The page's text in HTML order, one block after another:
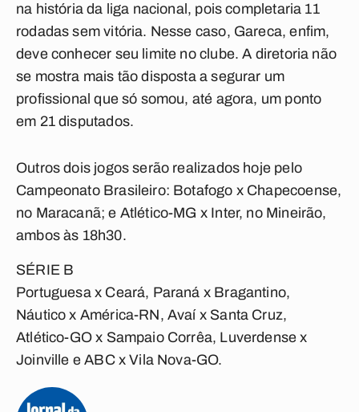
na história da liga nacional, pois completaria 11
rodadas sem vitória. Nesse caso, Gareca, enfim,
deve conhecer seu limite no clube. A diretoria não
se mostra mais tão disposta a segurar um
profissional que só somou, até agora, um ponto
em 21 disputados.
Outros dois jogos serão realizados hoje pelo
Campeonato Brasileiro: Botafogo x Chapecoense,
no Maracanã; e Atlético-MG x Inter, no Mineirão,
ambos às 18h30.
SÉRIE B
Portuguesa x Ceará, Paraná x Bragantino,
Náutico x América-RN, Avaí x Santa Cruz,
Atlético-GO x Sampaio Corrêa, Luverdense x
Joinville e ABC x Vila Nova-GO.